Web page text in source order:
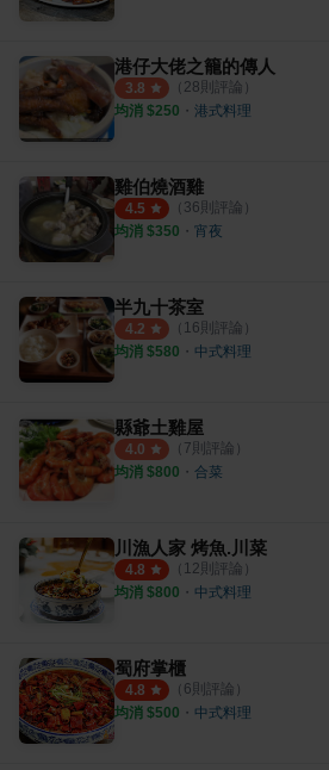
港仔大佬之籠的傳人
3.8 （ 28則評論）
均消 $250 ・ 港式料理
雞伯燒酒雞
4.5 （ 36則評論）
均消 $350 ・ 宵夜
半九十茶室
4.2 （ 16則評論）
均消 $580 ・ 中式料理
縣爺土雞屋
4.0 （ 7則評論）
均消 $800 ・ 合菜
川漁人家 烤魚.川菜
4.8 （ 12則評論）
均消 $800 ・ 中式料理
蜀府掌櫃
4.8 （ 6則評論）
均消 $500 ・ 中式料理